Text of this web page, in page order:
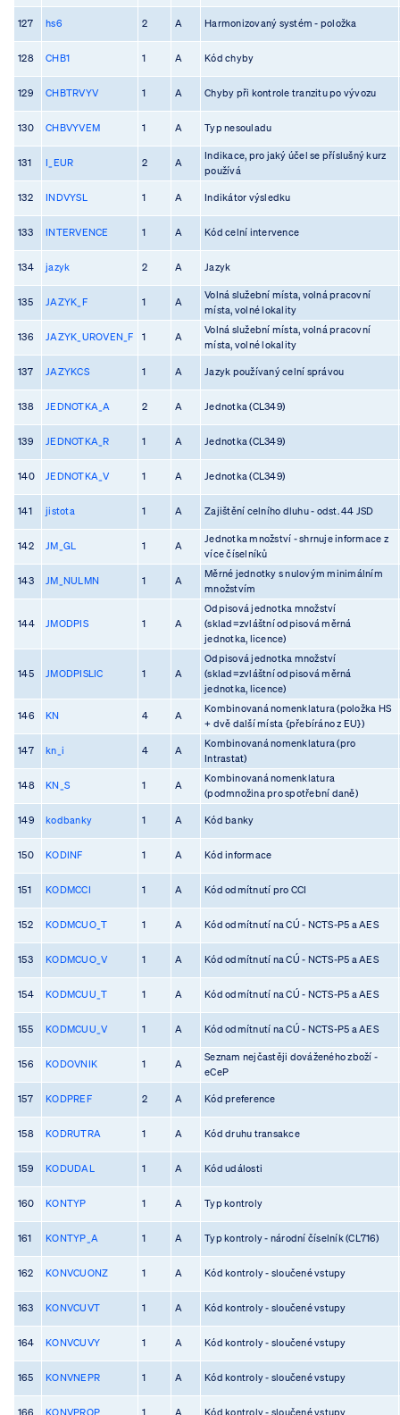
127 hs6 2 A Harmonizovaný systém - položka
128 CHB1 1 A Kód chyby
129 CHBTRVYV 1 A Chyby při kontrole tranzitu po vývozu
130 CHBVYVEM 1 A Typ nesouladu
131 I_EUR 2 A
Indikace, pro jaký účel se příslušný kurz
používá
132 INDVYSL 1 A Indikátor výsledku
133 INTERVENCE 1 A Kód celní intervence
134 jazyk 2 A Jazyk
135 JAZYK_F 1 A
Volná služební místa, volná pracovní
místa, volné lokality
136 JAZYK_UROVEN_F 1 A
Volná služební místa, volná pracovní
místa, volné lokality
137 JAZYKCS 1 A Jazyk používaný celní správou
138 JEDNOTKA_A 2 A Jednotka (CL349)
139 JEDNOTKA_R 1 A Jednotka (CL349)
140 JEDNOTKA_V 1 A Jednotka (CL349)
141 jistota 1 A Zajištění celního dluhu - odst. 44 JSD
142 JM_GL 1 A
Jednotka množství - shrnuje informace z
více číselníků
143 JM_NULMN 1 A
Měrné jednotky s nulovým minimálním
množstvím
144 JMODPIS 1 A
Odpisová jednotka množství
(sklad=zvláštní odpisová měrná
jednotka, licence)
145 JMODPISLIC 1 A
Odpisová jednotka množství
(sklad=zvláštní odpisová měrná
jednotka, licence)
146 KN 4 A
Kombinovaná nomenklatura (položka HS
+ dvě další místa {přebíráno z EU})
147 kn_i 4 A
Kombinovaná nomenklatura (pro
Intrastat)
148 KN_S 1 A
Kombinovaná nomenklatura
(podmnožina pro spotřební daně)
149 kodbanky 1 A Kód banky
150 KODINF 1 A Kód informace
151 KODMCCI 1 A Kód odmítnutí pro CCI
152 KODMCUO_T 1 A Kód odmítnutí na CÚ - NCTS-P5 a AES
153 KODMCUO_V 1 A Kód odmítnutí na CÚ - NCTS-P5 a AES
154 KODMCUU_T 1 A Kód odmítnutí na CÚ - NCTS-P5 a AES
155 KODMCUU_V 1 A Kód odmítnutí na CÚ - NCTS-P5 a AES
156 KODOVNIK 1 A
Seznam nejčastěji dováženého zboží -
eCeP
157 KODPREF 2 A Kód preference
158 KODRUTRA 1 A Kód druhu transakce
159 KODUDAL 1 A Kód události
160 KONTYP 1 A Typ kontroly
161 KONTYP_A 1 A Typ kontroly - národní číselník (CL716)
162 KONVCUONZ 1 A Kód kontroly - sloučené vstupy
163 KONVCUVT 1 A Kód kontroly - sloučené vstupy
164 KONVCUVY 1 A Kód kontroly - sloučené vstupy
165 KONVNEPR 1 A Kód kontroly - sloučené vstupy
166 KONVPROP 1 A Kód kontroly - sloučené vstupy